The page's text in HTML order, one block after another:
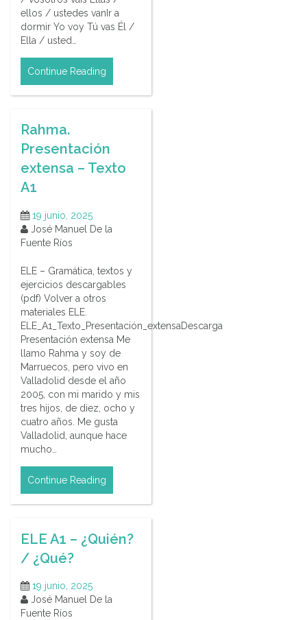
ellos / ustedes vanIr a
dormir Yo voy Tú vas Él /
Ella / usted…
Continue Reading
Rahma.
Presentación
extensa – Texto
A1
19 junio, 2025
José Manuel De la
Fuente Ríos
ELE – Gramática, textos y
ejercicios descargables
(pdf) Volver a otros
materiales ELE.
ELE_A1_Texto_Presentación_extensaDescarga
Presentación extensa Me
llamo Rahma y soy de
Marruecos, pero vivo en
Valladolid desde el año
2005, con mi marido y mis
tres hijos, de diez, ocho y
cuatro años. Me gusta
Valladolid, aunque hace
mucho…
Continue Reading
ELE A1 – ¿Quién?
/ ¿Qué?
19 junio, 2025
José Manuel De la
Fuente Ríos